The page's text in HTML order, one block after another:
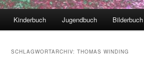
Kinderbuch Jugendbuch Bilderbuch
SCHLAGWORTARCHIV: THOMAS WINDING